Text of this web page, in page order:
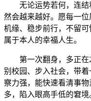
无论运势若何，连结
然会越来越好。愿每一
机缘、稳步前行，不留
属于本人的幸福人生。
第一次翻身，多正在
别校园、步入社会，带
察力强，能快速看清事
多，陷入眼高手低的窘